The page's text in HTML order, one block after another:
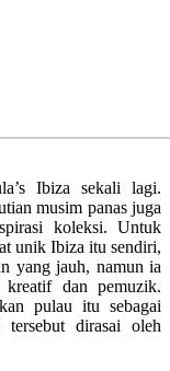
Ibiza sekali lagi.
musim panas juga
koleksi. Untuk
unik Ibiza itu sendiri,
yang jauh, namun ia
kreatif dan pemuzik.
pulau itu sebagai
tersebut dirasai oleh